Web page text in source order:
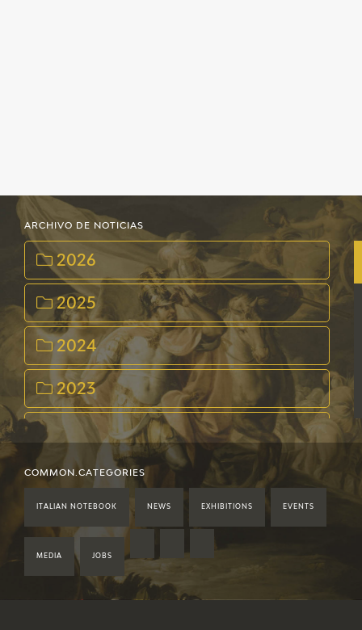
ARCHIVO DE NOTICIAS
2026
2025
2024
2023
2022
2021
2019
2018
COMMON.CATEGORIES
ITALIAN NOTEBOOK NEWS EXHIBITIONS EVENTS
MEDIA JOBS